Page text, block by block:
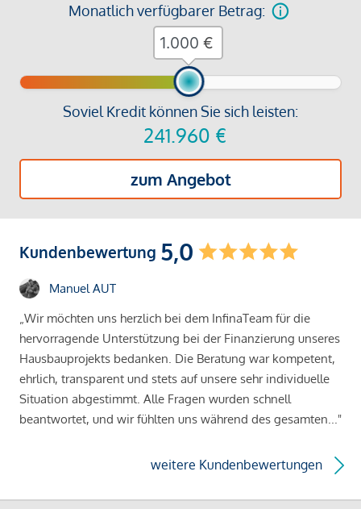
Monatlich verfügbarer Betrag:
Soviel Kredit können Sie sich leisten:
241.960 €
zum Angebot
€
Kundenbewertung 5,0
Manuel AUT
„Wir möchten uns herzlich bei dem InfinaTeam für die
hervorragende Unterstützung bei der Finanzierung unseres
Hausbauprojekts bedanken. Die Beratung war kompetent,
ehrlich, transparent und stets auf unsere sehr individuelle
Situation abgestimmt. Alle Fragen wurden schnell
beantwortet, und wir fühlten uns während des gesamten..."
weitere Kundenbewertungen